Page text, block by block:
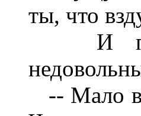
ты, что
И
-- Мало